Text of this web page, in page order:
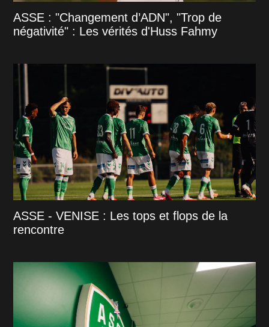
ASSE : "Changement d’ADN", "Trop de
négativité" : Les vérités d'Huss Fahmy
ASSE - VENISE : Les tops et flops de la
rencontre